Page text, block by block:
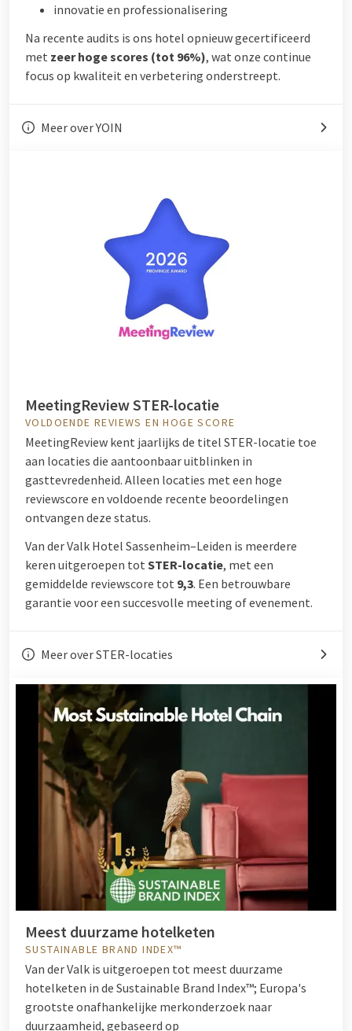
innovatie en professionalisering
Na recente audits is ons hotel opnieuw gecertificeerd
met zeer hoge scores (tot 96%), wat onze continue
focus op kwaliteit en verbetering onderstreept.
Meer over YOIN
MeetingReview STER-locatie
VOLDOENDE REVIEWS EN HOGE SCORE
MeetingReview kent jaarlijks de titel STER-locatie toe
aan locaties die aantoonbaar uitblinken in
gasttevredenheid. Alleen locaties met een hoge
reviewscore en voldoende recente beoordelingen
ontvangen deze status.
Van der Valk Hotel Sassenheim–Leiden is meerdere
keren uitgeroepen tot STER-locatie, met een
gemiddelde reviewscore tot 9,3. Een betrouwbare
garantie voor een succesvolle meeting of evenement.
Meer over STER-locaties
Meest duurzame hotelketen
SUSTAINABLE BRAND INDEX™
Van der Valk is uitgeroepen tot meest duurzame
hotelketen in de Sustainable Brand Index™; Europa's
grootste onafhankelijke merkonderzoek naar
duurzaamheid, gebaseerd op